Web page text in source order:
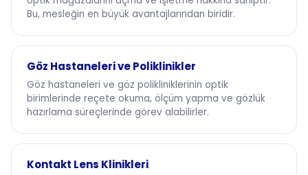
Bu, mesleğin en büyük avantajlarından biridir.
Göz Hastaneleri ve Poliklinikler
Göz hastaneleri ve göz polikliniklerinin optik
birimlerinde reçete okuma, ölçüm yapma ve gözlük
hazırlama süreçlerinde görev alabilirler.
Kontakt Lens Klinikleri